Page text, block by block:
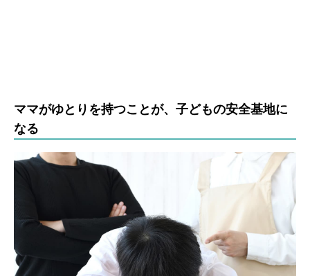
ママがゆとりを持つことが、子どもの安全基地に
なる